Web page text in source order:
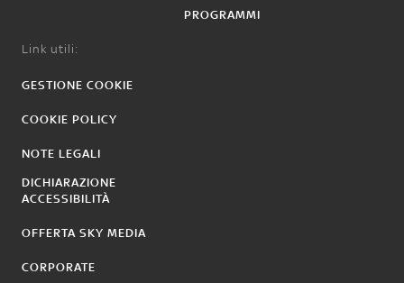
PROGRAMMI
Link utili:
GESTIONE COOKIE
COOKIE POLICY
NOTE LEGALI
DICHIARAZIONE
ACCESSIBILITÀ
OFFERTA SKY MEDIA
CORPORATE